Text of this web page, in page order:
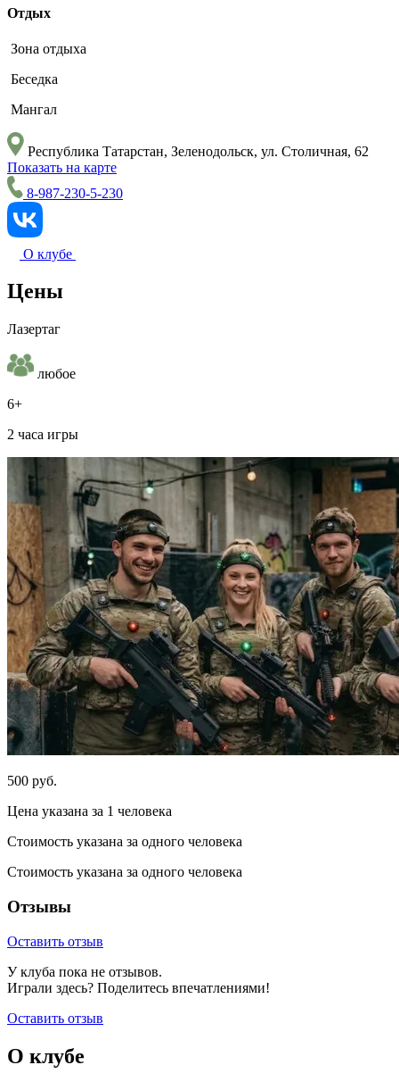
Отдых
Зона отдыха
Беседка
Мангал
Республика Татарстан, Зеленодольск, ул. Столичная, 62
Показать на карте
8-987-230-5-230
О клубе
Цены
Лазертаг
любое
6+
2 часа игры
500 руб.
Цена указана за 1 человека
Стоимость указана за одного человека
Стоимость указана за одного человека
Отзывы
Оставить отзыв
У клуба пока не отзывов.
Играли здесь? Поделитесь впечатлениями!
Оставить отзыв
О клубе